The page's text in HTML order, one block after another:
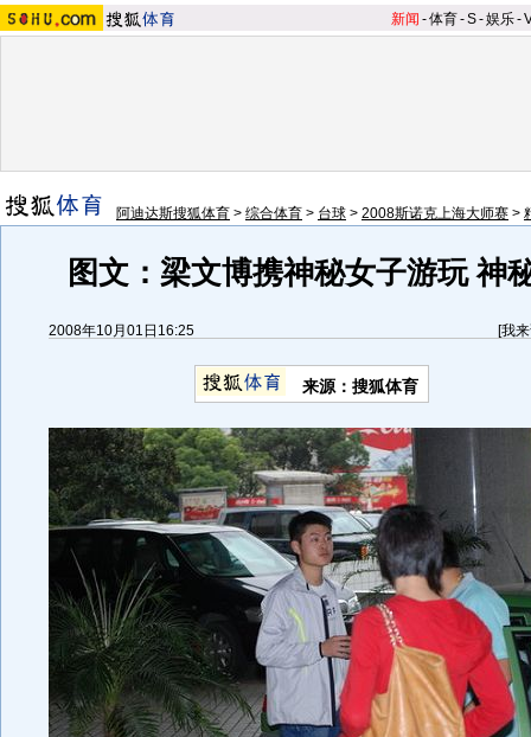
新闻 -体育-S-娱乐-
阿迪达斯搜狐体育 > 综合体育 > 台球 > 2008斯诺克上海大师赛 >
图文：梁文博携神秘女子游玩 神
2008年10月01日16:25 [我
来源：搜狐体育